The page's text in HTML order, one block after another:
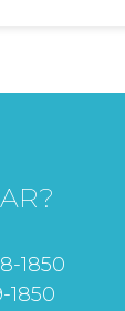
1850
1850